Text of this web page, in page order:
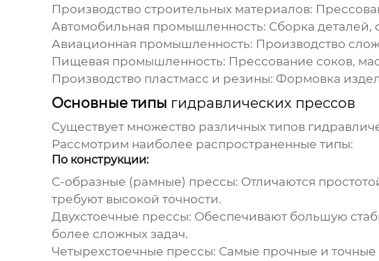
Производство строительных материалов:
Автомобильная промышленность: Сборка деталей,
Авиационная промышленность: Производство
Пищевая промышленность: Прессование соков,
Производство пластмасс и резины: Формовка
Основные типы гидравлических прессов
Существует множество различных типов
Рассмотрим наиболее распространенные типы:
По конструкции:
С-образные (рамные) прессы: Отличаются
требуют высокой точности.
Двухстоечные прессы: Обеспечивают большую
более сложных задач.
Четырехстоечные прессы: Самые прочные и точные